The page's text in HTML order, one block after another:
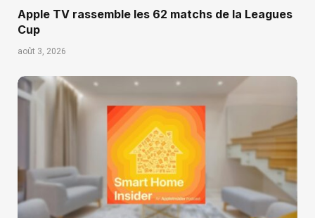
Apple TV rassemble les 62 matchs de la Leagues
Cup
août 3, 2026